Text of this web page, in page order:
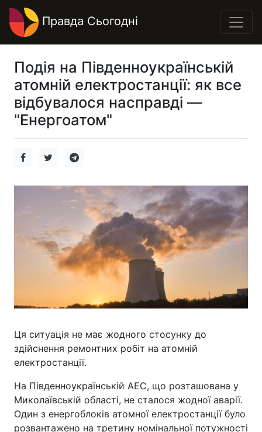
Правда Сьогодні
Подія на Південноукраїнській
атомній електростанції: як все
відбувалося насправді —
"Енергоатом"
Ця ситуація не має жодного стосунку до
здійснення ремонтних робіт на атомній
електростанції.
На Південноукраїнській АЕС, що розташована у
Миколаївській області, не сталося жодної аварії.
Один з енергоблоків атомної електростанції було
розвантажено на третину номінальної потужності